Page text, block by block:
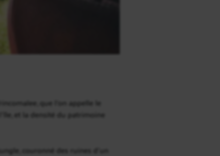
que l’on appelle le
et la densité du patrimoine
couronné des ruines d’un